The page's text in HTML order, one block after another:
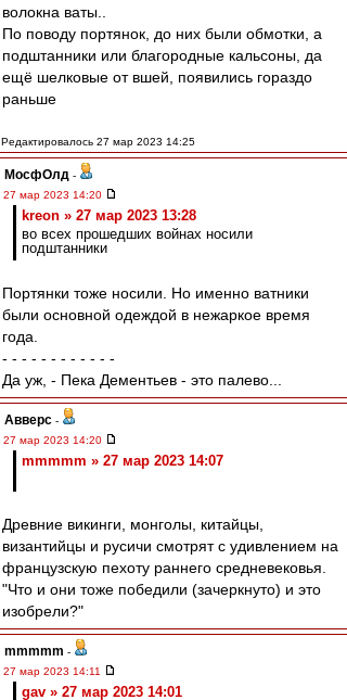
волокна ваты..
По поводу портянок, до них были обмотки, а
подштанники или благородные кальсоны, да
ещё шелковые от вшей, появились гораздо
раньше
Редактировалось 27 мар 2023 14:25
МосфОлд -
27 мар 2023 14:20
kreon » 27 мар 2023 13:28
во всех прошедших войнах носили
подштанники
Портянки тоже носили. Но именно ватники
были основной одеждой в нежаркое время
года.
- - - - - - - - - - - -
Да уж, - Пека Дементьев - это палево...
Авверс -
27 мар 2023 14:20
mmmmm » 27 мар 2023 14:07
Древние викинги, монголы, китайцы,
византийцы и русичи смотрят с удивлением на
французскую пехоту раннего средневековья.
"Что и они тоже победили (зачеркнуто) и это
изобрели?"
mmmmm -
27 мар 2023 14:11
gav » 27 мар 2023 14:01